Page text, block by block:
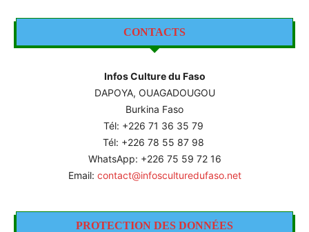
CONTACTS
Infos Culture du Faso
DAPOYA, OUAGADOUGOU
Burkina Faso
Tél: +226 71 36 35 79
Tél: +226 78 55 87 98
WhatsApp: +226 75 59 72 16
Email: contact@infosculturedufaso.net
PROTECTION DES DONNÉES